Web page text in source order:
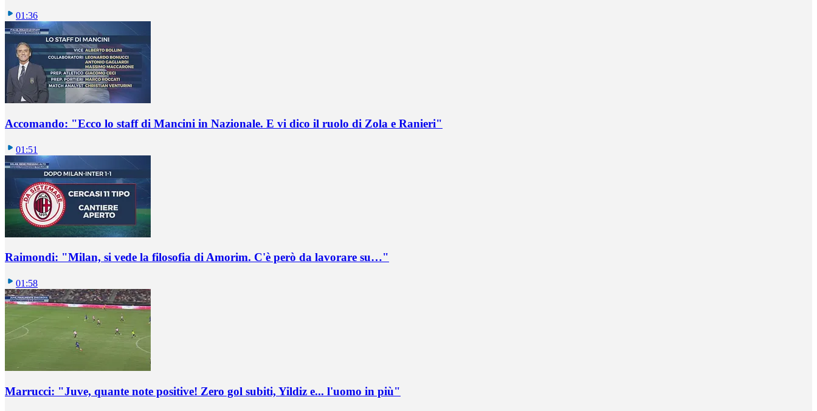
01:36
Accomando: "Ecco lo staff di Mancini in Nazionale. E vi dico il ruolo di Zola e Ranieri"
01:51
Raimondi: "Milan, si vede la filosofia di Amorim. C'è però da lavorare su…"
01:58
Marrucci: "Juve, quante note positive! Zero gol subiti, Yildiz e... l'uomo in più"